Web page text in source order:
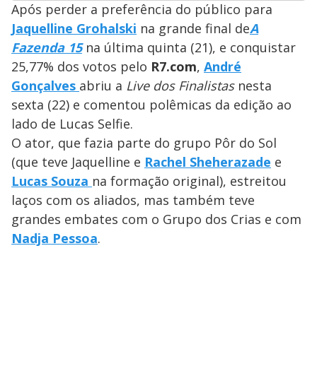
Após perder a preferência do público para
Jaquelline Grohalski na grande final deA
Fazenda 15na última quinta (21), e conquistar
25,77% dos votos pelo R7.com, André
Gonçalves abriu a Live dos Finalistasnesta
sexta (22) e comentou polêmicas da edição ao
lado de Lucas Selfie.
O ator, que fazia parte do grupo Pôr do Sol
(que teve Jaquelline e Rachel Sheherazade e
Lucas Souza na formação original), estreitou
laços com os aliados, mas também teve
grandes embates com o Grupo dos Crias e com
Nadja Pessoa.